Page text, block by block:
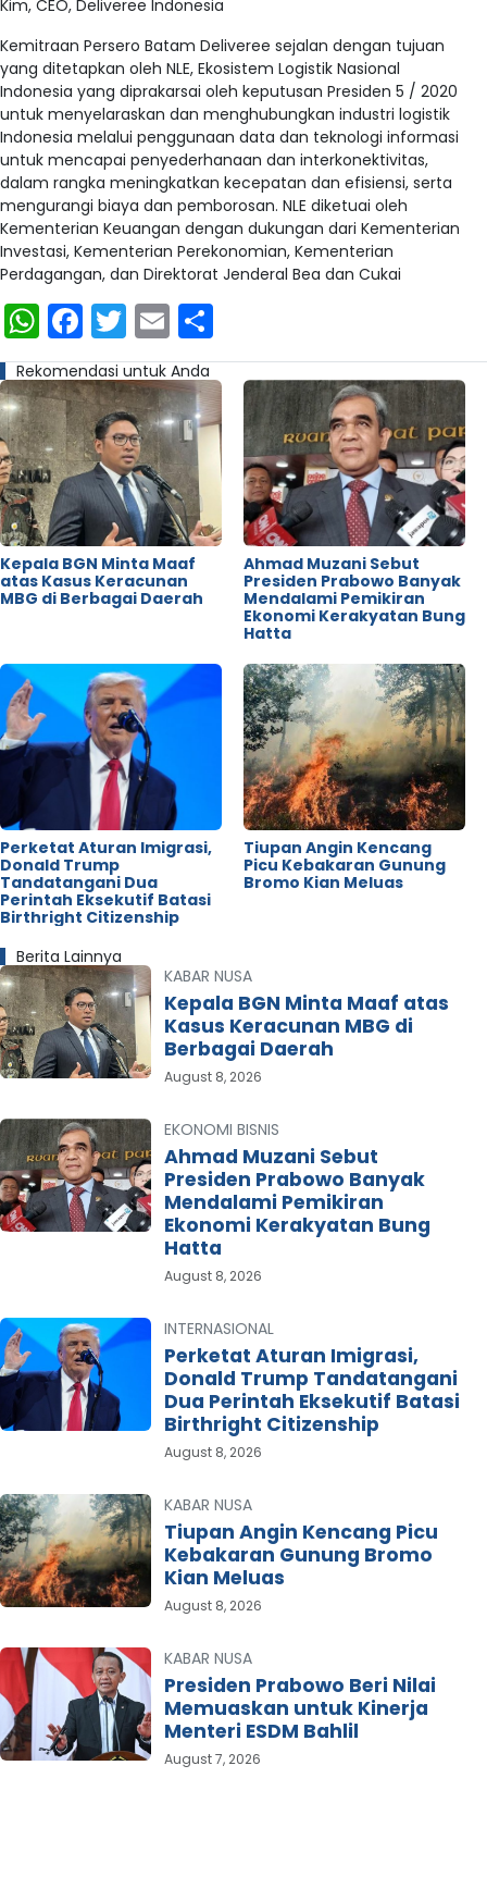
Kim, CEO, Deliveree Indonesia
Kemitraan Persero Batam Deliveree sejalan dengan tujuan
yang ditetapkan oleh NLE, Ekosistem Logistik Nasional
Indonesia yang diprakarsai oleh keputusan Presiden 5 / 2020
untuk menyelaraskan dan menghubungkan industri logistik
Indonesia melalui penggunaan data dan teknologi informasi
untuk mencapai penyederhanaan dan interkonektivitas,
dalam rangka meningkatkan kecepatan dan efisiensi, serta
mengurangi biaya dan pemborosan. NLE diketuai oleh
Kementerian Keuangan dengan dukungan dari Kementerian
Investasi, Kementerian Perekonomian, Kementerian
Perdagangan, dan Direktorat Jenderal Bea dan Cukai
WhatsApp
Facebook
Twitter
Email
Rekomendasi untuk Anda
Kepala BGN Minta Maaf
atas Kasus Keracunan
MBG di Berbagai Daerah
Ahmad Muzani Sebut
Presiden Prabowo Banyak
Mendalami Pemikiran
Ekonomi Kerakyatan Bung
Hatta
Perketat Aturan Imigrasi,
Donald Trump
Tandatangani Dua
Perintah Eksekutif Batasi
Birthright Citizenship
Tiupan Angin Kencang
Picu Kebakaran Gunung
Bromo Kian Meluas
Berita Lainnya
KABAR NUSA
Kepala BGN Minta Maaf atas
Kasus Keracunan MBG di
Berbagai Daerah
August 8, 2026
EKONOMI BISNIS
Ahmad Muzani Sebut
Presiden Prabowo Banyak
Mendalami Pemikiran
Ekonomi Kerakyatan Bung
Hatta
August 8, 2026
INTERNASIONAL
Perketat Aturan Imigrasi,
Donald Trump Tandatangani
Dua Perintah Eksekutif Batasi
Birthright Citizenship
August 8, 2026
KABAR NUSA
Tiupan Angin Kencang Picu
Kebakaran Gunung Bromo
Kian Meluas
August 8, 2026
KABAR NUSA
Presiden Prabowo Beri Nilai
Memuaskan untuk Kinerja
Menteri ESDM Bahlil
August 7, 2026